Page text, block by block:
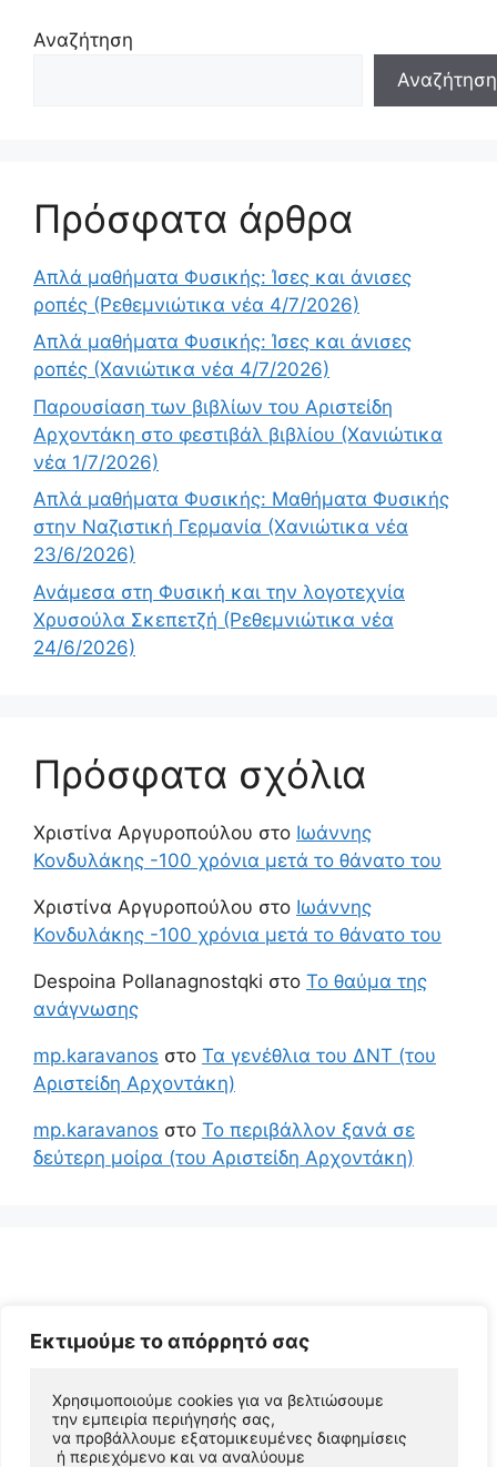
Εκτιμούμε το απόρρητό σας
Χρησιμοποιούμε cookies για να βελτιώσουμε
την εμπειρία περιήγησής σας,
να προβάλλουμε εξατομικευμένες διαφημίσεις
ή περιεχόμενο και να αναλύουμε
Αναζήτηση
Αναζήτηση
Πρόσφατα άρθρα
Απλά μαθήματα Φυσικής: Ίσες και άνισες
ροπές (Ρεθεμνιώτικα νέα 4/7/2026)
Απλά μαθήματα Φυσικής: Ίσες και άνισες
ροπές (Χανιώτικα νέα 4/7/2026)
Παρουσίαση των βιβλίων του Αριστείδη
Αρχοντάκη στο φεστιβάλ βιβλίου (Χανιώτικα
νέα 1/7/2026)
Απλά μαθήματα Φυσικής: Μαθήματα Φυσικής
στην Ναζιστική Γερμανία (Χανιώτικα νέα
23/6/2026)
Ανάμεσα στη Φυσική και την λογοτεχνία
Χρυσούλα Σκεπετζή (Ρεθεμνιώτικα νέα
24/6/2026)
Πρόσφατα σχόλια
Χριστίνα Αργυροπούλου στο Ιωάννης
Κονδυλάκης -100 χρόνια μετά το θάνατο του
Χριστίνα Αργυροπούλου στο Ιωάννης
Κονδυλάκης -100 χρόνια μετά το θάνατο του
Despoina Pollanagnostqki στο Το θαύμα της
ανάγνωσης
mp.karavanos στο Τα γενέθλια του ΔΝΤ (του
Αριστείδη Αρχοντάκη)
mp.karavanos στο Το περιβάλλον ξανά σε
δεύτερη μοίρα (του Αριστείδη Αρχοντάκη)
© 2026 Αριστείδης Αρχοντάκης Φυσικός Συγγραφέας
• Φτιαγμένο μεGeneratePress